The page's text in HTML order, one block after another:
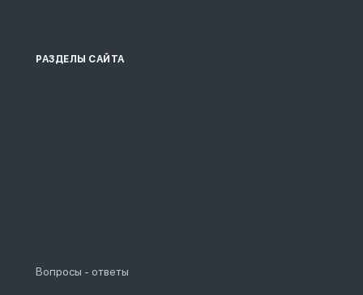
РАЗДЕЛЫ САЙТА
Вопросы - ответы